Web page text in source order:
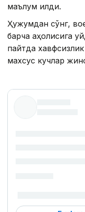
маълум қилди.
Ҳужумдан сўнг,
барча аҳолисига
пайтда
махсус кучлар